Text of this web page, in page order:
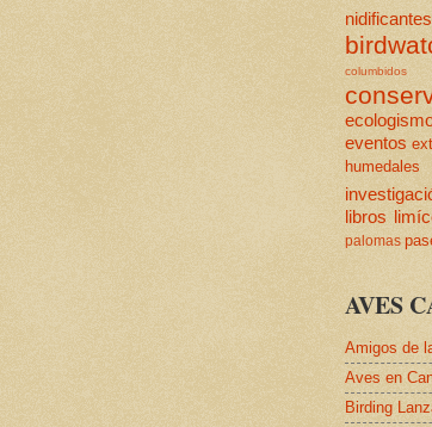
nidificantes
columbidos
eventos
humedales
libros
palomas
AVES
Amigos de
Aves en
Birding